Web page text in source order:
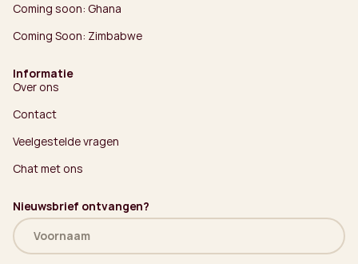
Coming soon: Ghana
Coming Soon: Zimbabwe
Informatie
Over ons
Contact
Veelgestelde vragen
Chat met ons
Nieuwsbrief ontvangen?
Naam
(Vereist)